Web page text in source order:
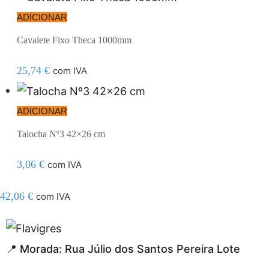
ADICIONAR
Cavalete Fixo Theca 1000mm
25,74 € com IVA
ADICIONAR
Talocha Nº3 42×26 cm
3,06 € com IVA
42,06 € com IVA
adresi
📍 Morada: Rua Júlio dos Santos Pereira Lote